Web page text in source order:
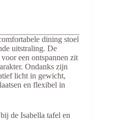
dining stoel
uitstraling. De
een ontspannen zit
Ondanks zijn
licht in gewicht,
en flexibel in
de Isabella tafel en